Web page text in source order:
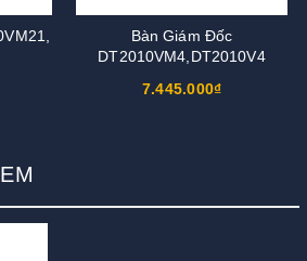
Bàn Giám Đốc
DT2010VM4,DT2010V4
7.445.000₫